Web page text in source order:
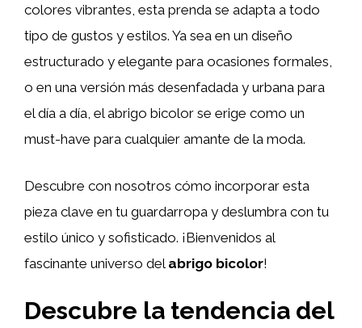
colores vibrantes, esta prenda se adapta a todo
tipo de gustos y estilos. Ya sea en un diseño
estructurado y elegante para ocasiones formales,
o en una versión más desenfadada y urbana para
el día a día, el abrigo bicolor se erige como un
must-have para cualquier amante de la moda.
Descubre con nosotros cómo incorporar esta
pieza clave en tu guardarropa y deslumbra con tu
estilo único y sofisticado. ¡Bienvenidos al
fascinante universo del abrigo bicolor!
Descubre la tendencia del